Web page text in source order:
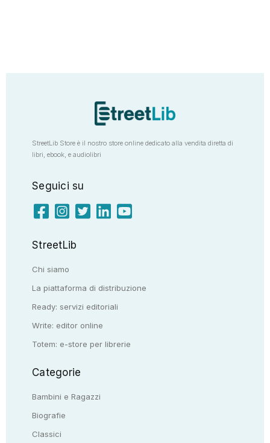
StreetLib Store è il nostro store online dedicato alla vendita diretta di
libri, ebook, e audiolibri
Seguici su
StreetLib
Chi siamo
La piattaforma di distribuzione
Ready: servizi editoriali
Write: editor online
Totem: e-store per librerie
Categorie
Bambini e Ragazzi
Biografie
Classici